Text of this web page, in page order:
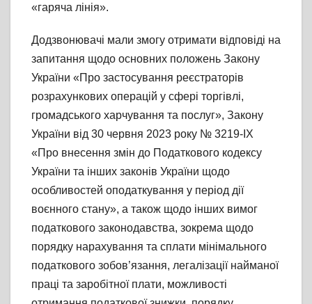
«гаряча лінія».
Додзвонювачі мали змогу отримати відповіді на
запитання щодо основних положень Закону
України «Про застосування реєстраторів
розрахункових операцій у сфері торгівлі,
громадського харчування та послуг», Закону
України від 30 червня 2023 року № 3219-IX
«Про внесення змін до Податкового кодексу
України та інших законів України щодо
особливостей оподаткування у період дії
воєнного стану», а також щодо інших вимог
податкового законодавства, зокрема щодо
порядку нарахування та сплати мінімального
податкового зобов’язання, легалізації найманої
праці та заробітної плати, можливості